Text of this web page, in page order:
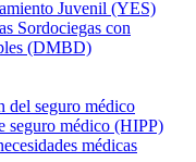
Juvenil (YES)
Sordociegas con
(DMBD)
del seguro médico
seguro médico (HIPP)
médicas